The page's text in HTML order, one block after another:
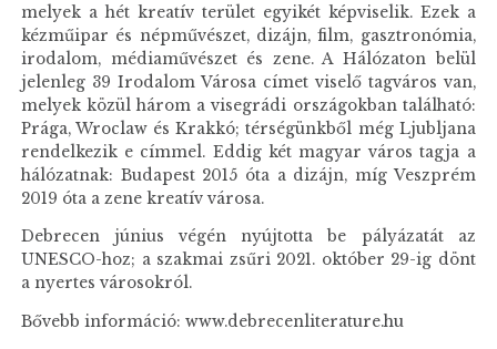
melyek a hét kreatív terület egyikét képviselik. Ezek a
kézműipar és népművészet, dizájn, film, gasztronómia,
irodalom, médiaművészet és zene. A Hálózaton belül
jelenleg 39 Irodalom Városa címet viselő tagváros van,
melyek közül három a visegrádi országokban található:
Prága, Wroclaw és Krakkó; térségünkből még Ljubljana
rendelkezik e címmel. Eddig két magyar város tagja a
hálózatnak: Budapest 2015 óta a dizájn, míg Veszprém
2019 óta a zene kreatív városa.
Debrecen június végén nyújtotta be pályázatát az
UNESCO-hoz; a szakmai zsűri 2021. október 29-ig dönt
a nyertes városokról.
Bővebb információ: www.debrecenliterature.hu